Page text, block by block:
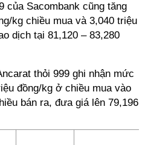
của Sacombank cũng tăng
kg chiều mua và 3,040 triệu
dịch tại 81,120 – 83,280
thỏi 999 ghi nhận mức
đồng/kg ở chiều mua vào
bán ra, đưa giá lên 79,196